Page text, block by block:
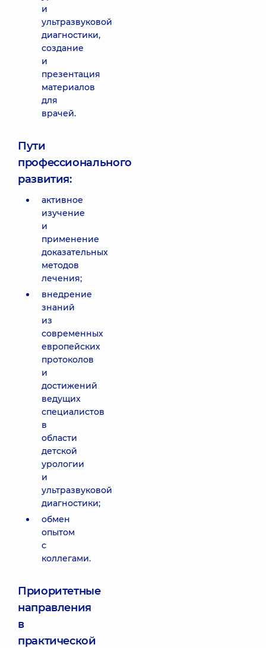
и
ультразвуковой
диагностики,
создание
и
презентация
материалов
для
врачей.
Пути
профессионального
развития:
активное
изучение
и
применение
доказательных
методов
лечения;
внедрение
знаний
из
современных
европейских
протоколов
и
достижений
ведущих
специалистов
в
области
детской
урологии
и
ультразвуковой
диагностики;
обмен
опытом
с
коллегами.
Приоритетные
направления
в
практической